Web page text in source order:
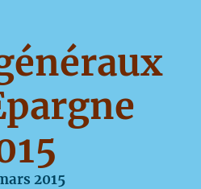
2015